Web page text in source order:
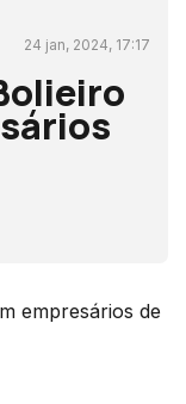
24 jan, 2024, 17:17
empresários de